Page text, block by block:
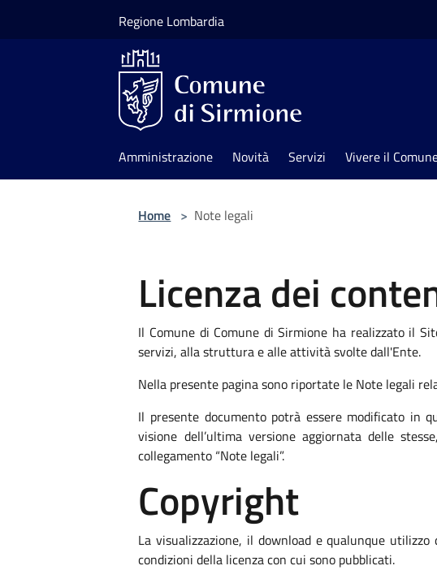
Regione Lombardia
Amministrazione Novità Servizi Vivere il
Home > Note legali
Licenza dei
Il Comune di Comune di Sirmione ha realizzato il
servizi, alla struttura e alle attività svolte dall'Ente.
Nella presente pagina sono riportate le Note legali
Il presente documento potrà essere modificato in
visione dell’ultima versione aggiornata delle
collegamento “Note legali”.
Copyright
La visualizzazione, il download e qualunque
condizioni della licenza con cui sono pubblicati.